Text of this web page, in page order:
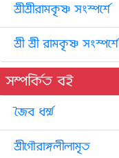
শ্রীশ্রীরামকৃষ্ণ সংস্পর্শে
শ্রী শ্রী রামকৃষ্ণ সংস্পর্শে
সম্পর্কিত বই
জৈব ধর্ম্ম
শ্রীগৌরাঙ্গলীলামৃত